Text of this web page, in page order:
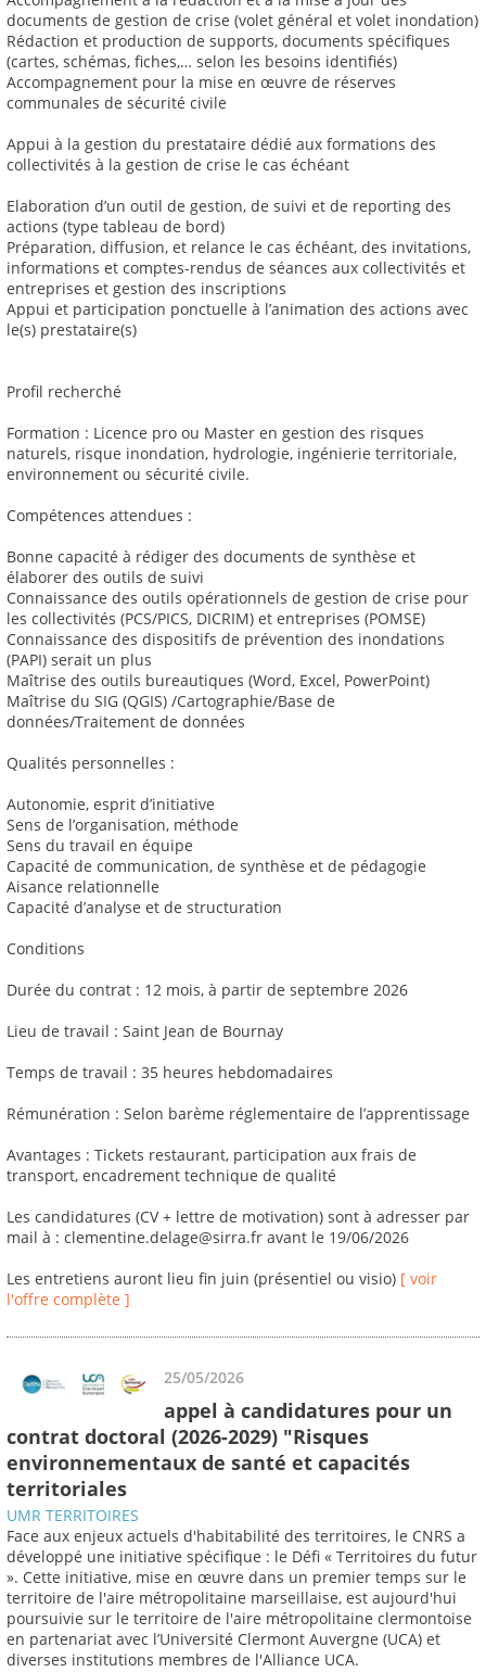
documents de gestion de crise (volet général et volet inondation)
Rédaction et production de supports, documents spécifiques
(cartes, schémas, fiches,… selon les besoins identifiés)
Accompagnement pour la mise en œuvre de réserves
communales de sécurité civile
Appui à la gestion du prestataire dédié aux formations des
collectivités à la gestion de crise le cas échéant
Elaboration d’un outil de gestion, de suivi et de reporting des
actions (type tableau de bord)
Préparation, diffusion, et relance le cas échéant, des invitations,
informations et comptes-rendus de séances aux collectivités et
entreprises et gestion des inscriptions
Appui et participation ponctuelle à l’animation des actions avec
le(s) prestataire(s)
Profil recherché
Formation : Licence pro ou Master en gestion des risques
naturels, risque inondation, hydrologie, ingénierie territoriale,
environnement ou sécurité civile.
Compétences attendues :
Bonne capacité à rédiger des documents de synthèse et
élaborer des outils de suivi
Connaissance des outils opérationnels de gestion de crise pour
les collectivités (PCS/PICS, DICRIM) et entreprises (POMSE)
Connaissance des dispositifs de prévention des inondations
(PAPI) serait un plus
Maîtrise des outils bureautiques (Word, Excel, PowerPoint)
Maîtrise du SIG (QGIS) /Cartographie/Base de
données/Traitement de données
Qualités personnelles :
Autonomie, esprit d’initiative
Sens de l’organisation, méthode
Sens du travail en équipe
Capacité de communication, de synthèse et de pédagogie
Aisance relationnelle
Capacité d’analyse et de structuration
Conditions
Durée du contrat : 12 mois, à partir de septembre 2026
Lieu de travail : Saint Jean de Bournay
Temps de travail : 35 heures hebdomadaires
Rémunération : Selon barème réglementaire de l’apprentissage
Avantages : Tickets restaurant, participation aux frais de
transport, encadrement technique de qualité
Les candidatures (CV + lettre de motivation) sont à adresser par
mail à : clementine.delage@sirra.fr avant le 19/06/2026
Les entretiens auront lieu fin juin (présentiel ou visio) [ voir
l'offre complète ]
25/05/2026
appel à candidatures pour un
contrat doctoral (2026-2029) "Risques
environnementaux de santé et capacités
territoriales
UMR TERRITOIRES
Face aux enjeux actuels d'habitabilité des territoires, le CNRS a
développé une initiative spécifique : le Défi « Territoires du futur
». Cette initiative, mise en œuvre dans un premier temps sur le
territoire de l'aire métropolitaine marseillaise, est aujourd'hui
poursuivie sur le territoire de l'aire métropolitaine clermontoise
en partenariat avec l’Université Clermont Auvergne (UCA) et
diverses institutions membres de l'Alliance UCA.